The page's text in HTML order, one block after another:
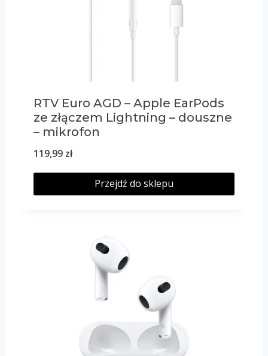
RTV Euro AGD – Apple EarPods
ze złączem Lightning – douszne
– mikrofon
119,99 zł
Przejdź do sklepu